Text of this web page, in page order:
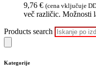
9,76 € (cena vključuje
več različic. Možnosti
Products search
Kategorije